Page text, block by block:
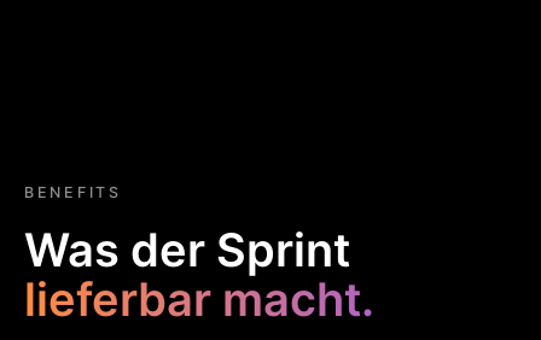
BENEFITS
Was der Sprint
lieferbar macht.